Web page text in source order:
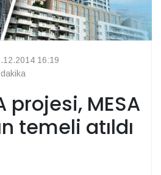
16:19
projesi, MESA
temeli atıldı